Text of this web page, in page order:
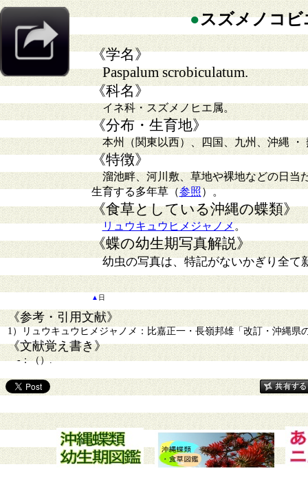
●スズメノコビ
《学名》
Paspalum scrobiculatum.
《科名》
イネ科・スズメノヒエ属。
《分布・生育地》
本州（関東以西）、四国、九州、沖縄 ・
《特徴》
溜池畔、河川敷、草地や裸地などの日当
生育する多年草（参照）。
《食草としている沖縄の蝶類》
リュウキュウヒメジャノメ。
《蝶の幼生期写真解説》
幼虫の写真は、特記がないかぎり全て
▲ 日
《参考・引用文献》
1）リュウキュウヒメジャノメ：比嘉正一・長嶺邦雄「改訂・沖縄県
《文献覚え書き》
-：（）.